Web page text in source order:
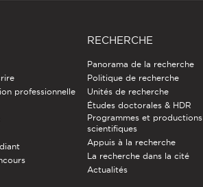
professionnelle
RECHERCHE
Panorama de la recherche
Politique de recherche
Unités de recherche
Études doctorales & HDR
Programmes et productions
scientifiques
Appuis à la recherche
La recherche dans la cité
Actualités